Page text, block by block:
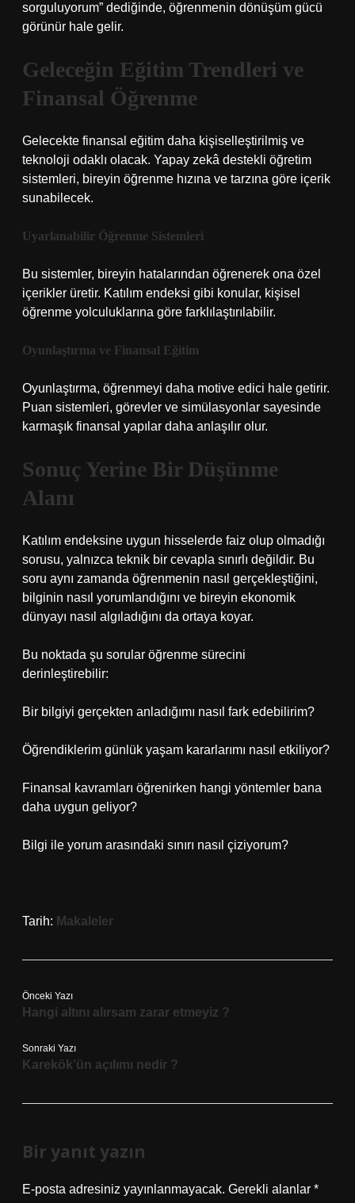
sorguluyorum” dediğinde, öğrenmenin dönüşüm gücü
görünür hale gelir.
Geleceğin Eğitim Trendleri ve
Finansal Öğrenme
Gelecekte finansal eğitim daha kişiselleştirilmiş ve
teknoloji odaklı olacak. Yapay zekâ destekli öğretim
sistemleri, bireyin öğrenme hızına ve tarzına göre içerik
sunabilecek.
Uyarlanabilir Öğrenme Sistemleri
Bu sistemler, bireyin hatalarından öğrenerek ona özel
içerikler üretir. Katılım endeksi gibi konular, kişisel
öğrenme yolculuklarına göre farklılaştırılabilir.
Oyunlaştırma ve Finansal Eğitim
Oyunlaştırma, öğrenmeyi daha motive edici hale getirir.
Puan sistemleri, görevler ve simülasyonlar sayesinde
karmaşık finansal yapılar daha anlaşılır olur.
Sonuç Yerine Bir Düşünme
Alanı
Katılım endeksine uygun hisselerde faiz olup olmadığı
sorusu, yalnızca teknik bir cevapla sınırlı değildir. Bu
soru aynı zamanda öğrenmenin nasıl gerçekleştiğini,
bilginin nasıl yorumlandığını ve bireyin ekonomik
dünyayı nasıl algıladığını da ortaya koyar.
Bu noktada şu sorular öğrenme sürecini
derinleştirebilir:
Bir bilgiyi gerçekten anladığımı nasıl fark edebilirim?
Öğrendiklerim günlük yaşam kararlarımı nasıl etkiliyor?
Finansal kavramları öğrenirken hangi yöntemler bana
daha uygun geliyor?
Bilgi ile yorum arasındaki sınırı nasıl çiziyorum?
Tarih: Makaleler
Önceki Yazı
Hangi altını alırsam zarar etmeyiz ?
Sonraki Yazı
Karekök’ün açılımı nedir ?
Bir yanıt yazın
E-posta adresiniz yayınlanmayacak. Gerekli alanlar *